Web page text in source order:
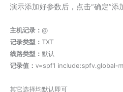
演示添加好参数后，点击“确定”添
主机记录： @
记录类型： TXT
线路类型： 默认
记录值： v=spf1 include:spfv.global-
其它选择均默认即可